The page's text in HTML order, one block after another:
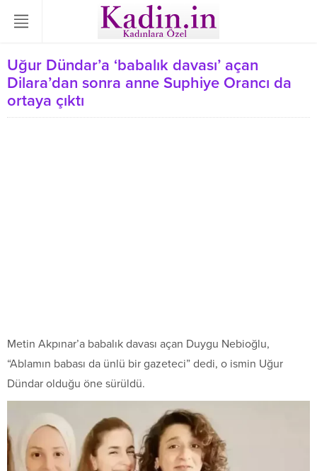
Uğur Dündar’a ‘babalık davası’ açan
Dilara’dan sonra anne Suphiye Orancı da
ortaya çıktı
Metin Akpınar’a babalık davası açan Duygu Nebioğlu,
“Ablamın babası da ünlü bir gazeteci” dedi, o ismin Uğur
Dündar olduğu öne sürüldü.